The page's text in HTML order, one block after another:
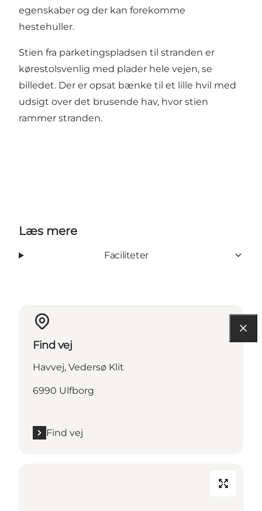
egenskaber og der kan forekomme
hestehuller.
Stien fra parketingspladsen til stranden er
kørestolsvenlig med plader hele vejen, se
billedet. Der er opsat bænke til et lille hvil med
udsigt over det brusende hav, hvor stien
rammer stranden.
Læs mere
Faciliteter
Find vej
Havvej, Vedersø Klit
6990 Ulfborg
Find vej